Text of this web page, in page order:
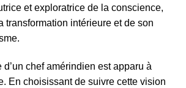
et exploratrice de la conscience,
transformation intérieure et de son
d’un chef amérindien est apparu à
En choisissant de suivre cette vision